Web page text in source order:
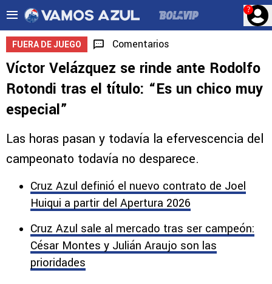
?
FUERA DE JUEGO Comentarios
Víctor Velázquez se rinde ante Rodolfo
Rotondi tras el título: “Es un chico muy
especial”
Las horas pasan y todavía la efervescencia del
campeonato todavía no desparece.
Cruz Azul definió el nuevo contrato de Joel
Huiqui a partir del Apertura 2026
Cruz Azul sale al mercado tras ser campeón:
César Montes y Julián Araujo son las
prioridades